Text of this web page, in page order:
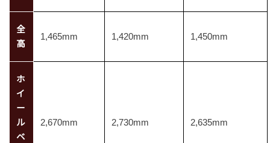
全
高
1,465mm 1,420mm 1,450mm
ホ
イ
ー
ル
ベ
2,670mm 2,730mm 2,635mm